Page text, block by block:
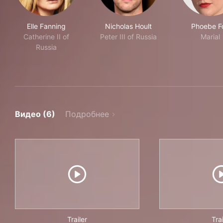
Elle Fanning
Catherine II of
Russia
Nicholas Hoult
Peter III of Russia
Phoebe
Marial
Видео (6) Подробнее
Trailer